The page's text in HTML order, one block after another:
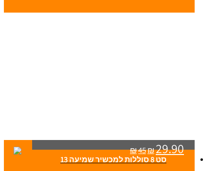
₪45₪29.90
סט 8 סוללות למכשיר שמיעה 13